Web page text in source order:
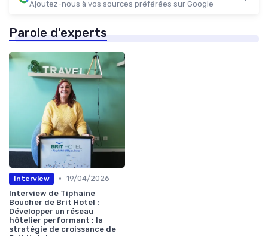
Ajoutez-nous à vos sources préférées sur Google
Parole d'experts
Interview • 19/04/2026
Interview de Tiphaine
Boucher de Brit Hotel :
Développer un réseau
hôtelier performant : la
stratégie de croissance de